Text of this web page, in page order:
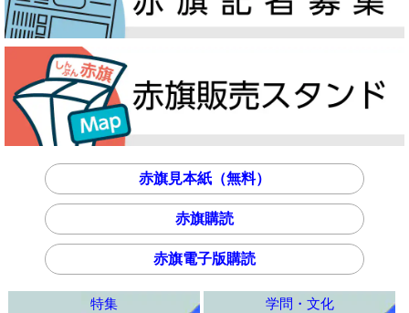
赤旗見本紙（無料）
赤旗購読
赤旗電子版購読
特集
学問・文化